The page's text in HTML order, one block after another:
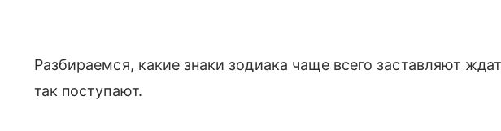
Разбираемся, какие знаки зодиака чаще всего заставляют
так поступают.